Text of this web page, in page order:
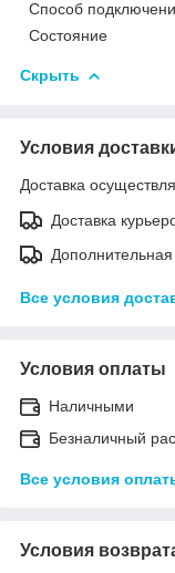
Способ
Состояние
Скрыть
Условия
Доставка
Доставка
Все условия
Условия оплаты
Наличными
Безналичный
Все условия
Условия